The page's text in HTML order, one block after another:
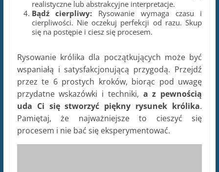
procesem i nie bać się eksperymentować.